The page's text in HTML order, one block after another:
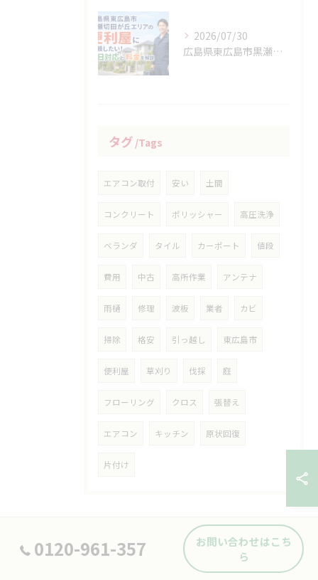
2026/07/30
広島県東広島市黒瀬切田が丘エリアの便利屋に依頼したい！即日対応と料金を解説
タグ Tags
エアコン取付 安い 土間
コンクリート ポリッシャー 高圧洗浄
ベランダ タイル カーポート 値段
費用 中古 高所作業 アンテナ
雨樋 修理 波板 業者 カビ
掃除 格安 引っ越し 東広島市
便利屋 草刈り 伐採 庭
フローリング クロス 張替え
エアコン キッチン 原状回復
片付け
0120-961-357
お問い合わせはこち
ら